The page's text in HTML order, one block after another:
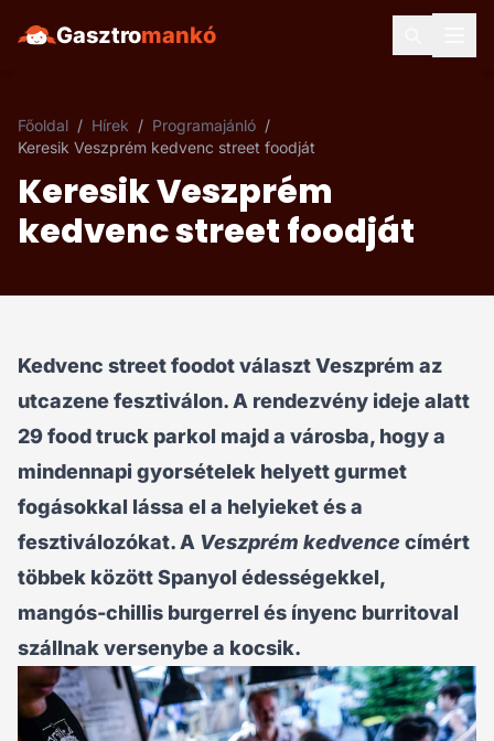
Gasztromankó
Főoldal / Hírek / Programajánló /
Keresik Veszprém kedvenc street foodját
Keresik Veszprém
kedvenc street foodját
Kedvenc street foodot választ Veszprém az
utcazene fesztiválon. A rendezvény ideje alatt
29 food truck parkol majd a városba, hogy a
mindennapi gyorsételek helyett gurmet
fogásokkal lássa el a helyieket és a
fesztiválozókat. A Veszprém kedvence címért
többek között Spanyol édességekkel,
mangós-chillis burgerrel és ínyenc burritoval
szállnak versenybe a kocsik.